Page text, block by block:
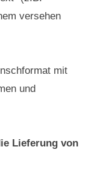
versehen
mit
und
Lieferung von